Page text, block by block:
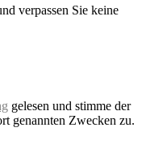
verpassen Sie keine
gelesen und stimme der
genannten Zwecken zu.